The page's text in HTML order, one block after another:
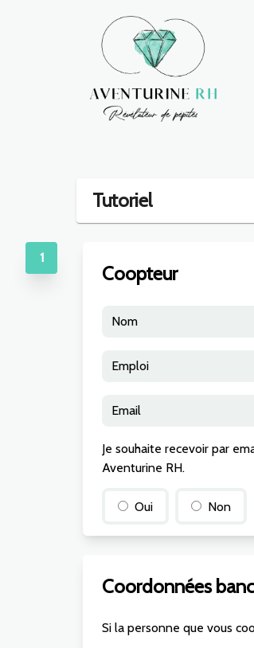
Tutoriel
1
Coopteur
Je souhaite recevoir par
Aventurine RH.
Oui Non
Coordonnées
Si la personne que vous